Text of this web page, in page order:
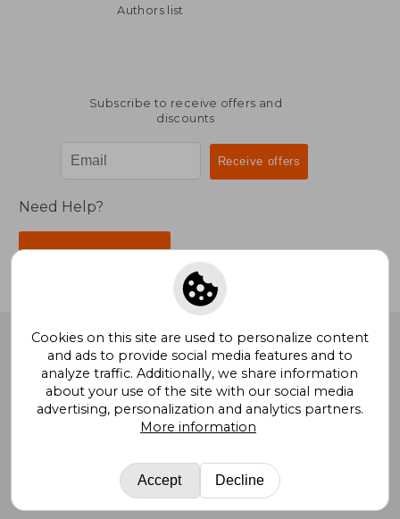
Authors list
Subscribe to receive offers and
discounts
Need Help?
Contact Us
BookDelivery. All Rights Reserved.
Bookdelivery United KingdomBuscalibre Argentina
Buscalibre Spain|Buscalibre Uruguay
Buscalibre Mexico
|Buscalibre Peru|Buscalibre USA
Buscalibre Other Countries|
Cookies on this site are used to personalize content
and ads to provide social media features and to
analyze traffic. Additionally, we share information
about your use of the site with our social media
advertising, personalization and analytics partners.
More information
Accept Decline